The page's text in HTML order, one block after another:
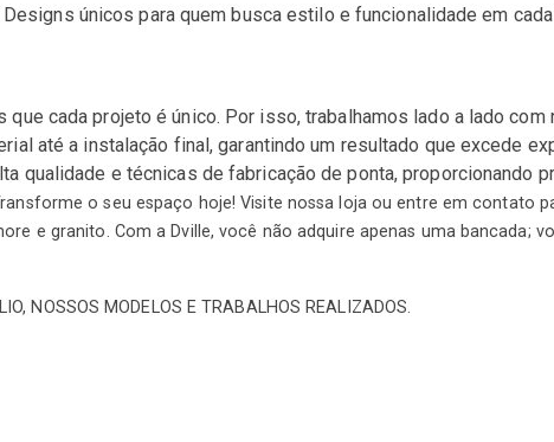
únicos para quem busca estilo e funcionalidade em
que cada projeto é único. Por isso, trabalhamos lado a lado com
até a instalação final, garantindo um resultado que excede
qualidade e técnicas de fabricação de ponta, proporcionando
o seu espaço hoje! Visite nossa loja ou entre em contato
e granito. Com a Dville, você não adquire apenas uma bancada;
NOSSOS MODELOS E TRABALHOS REALIZADOS.